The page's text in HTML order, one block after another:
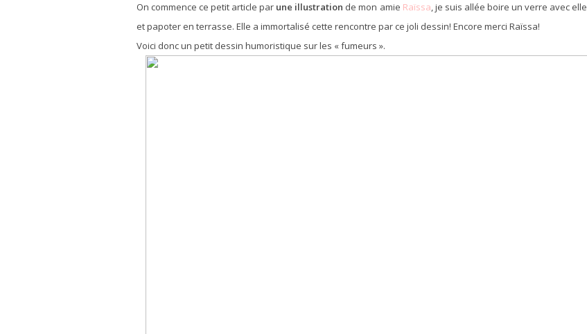
On commence ce petit article par une illustration de mon amie Raïssa, je suis allée boire un verre avec elle
et papoter en terrasse. Elle a immortalisé cette rencontre par ce joli dessin! Encore merci Raïssa!
Voici donc un petit dessin humoristique sur les « fumeurs ».